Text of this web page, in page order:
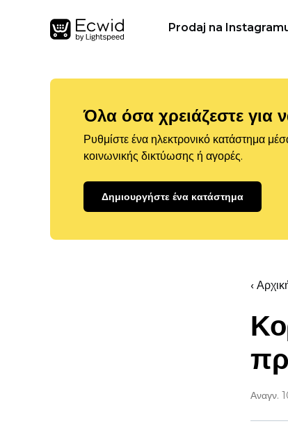
Prodaj na
Όλα όσα χρειάζεστε
Ρυθμίστε ένα ηλεκτρονικό κατάστημα
κοινωνικής δικτύωσης ή αγορές.
Δημιουργήστε ένα κατάστημα
‹
Αναγν.